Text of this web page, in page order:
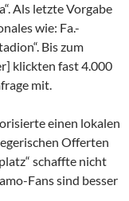
Als letzte Vorgabe
wie: Fa.-
Bis zum
klickten fast 4.000
mit.
einen lokalen
Offerten
schaffte nicht
Fans sind besser